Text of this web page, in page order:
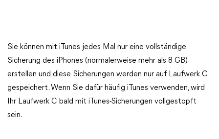
Sie können mit iTunes jedes Mal nur eine vollständige
Sicherung des iPhones (normalerweise mehr als 8 GB)
erstellen und diese Sicherungen werden nur auf Laufwerk C
gespeichert. Wenn Sie dafür häufig iTunes verwenden, wird
Ihr Laufwerk C bald mit iTunes-Sicherungen vollgestopft
sein.